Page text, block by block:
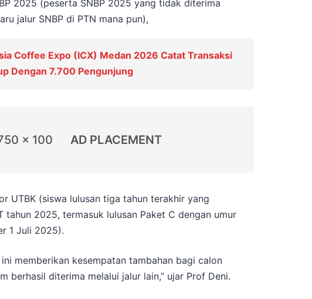
2025 (peserta SNBP 2025 yang tidak diterima
jalur SNBP di PTN mana pun),
Coffee Expo (ICX) Medan 2026 Catat Transaksi
Dengan 7.700 Pengunjung
x 100 AD PLACEMENT
UTBK (siswa lulusan tiga tahun terakhir yang
tahun 2025, termasuk lulusan Paket C dengan umur
1 Juli 2025).
ini memberikan kesempatan tambahan bagi calon
berhasil diterima melalui jalur lain,” ujar Prof Deni.